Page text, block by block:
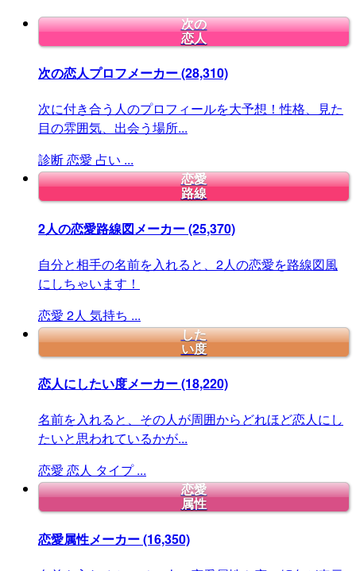
次の
恋人
次の恋人プロフメーカー(28,310)
次に付き合う人のプロフィールを大予想！性格、見た
目の雰囲気、出会う場所...
診断恋愛 占い ...
恋愛
路線
2人の恋愛路線図メーカー(25,370)
自分と相手の名前を入れると、2人の恋愛を路線図風
にしちゃいます！
恋愛 2人 気持ち ...
した
い度
恋人にしたい度メーカー(18,220)
名前を入れると、その人が周囲からどれほど恋人にし
たいと思われているかが...
恋愛 恋人 タイプ ...
恋愛
属性
恋愛属性メーカー(16,350)